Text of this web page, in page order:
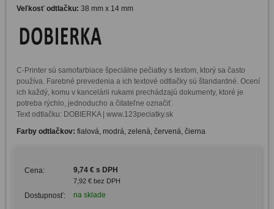
Veľkosť odtlačku: 38 mm x 14 mm
C-Printer sú samofarbiace špeciálne pečiatky s textom, ktorý sa často
používa. Farebné prevedenia a ich textové odtlačky sú štandardné. Ocení
ich každý, komu v kancelárii rukami prechádzajú dokumenty, ktoré je
potreba rýchlo, jednoducho a čitateľne označiť.
Text odtlačku: DOBIERKA | www.123peciatky.sk
Farby odtlačkov: fialová, modrá, zelená, červená, čierna
Cena: 9,74 € s DPH
7,92 € bez DPH
Dostupnosť: na sklade